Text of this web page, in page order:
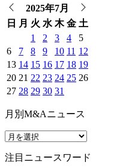
2025年7月
日
月 火 水 木 金 土
1
2 3 4
5
6
7 8 9 10 11 12
13 14 15 16 17 18 19
20 21 22 23 24 25 26
27 28 29 30 31
月別M&Aニュース
注目ニュースワード